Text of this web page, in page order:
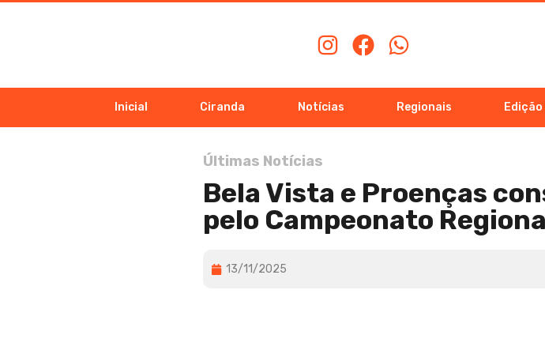
Inicial Ciranda Notícias Regionais Edição
Últimas Notícias
Bela Vista e Proenças
pelo Campeonato
13/11/2025